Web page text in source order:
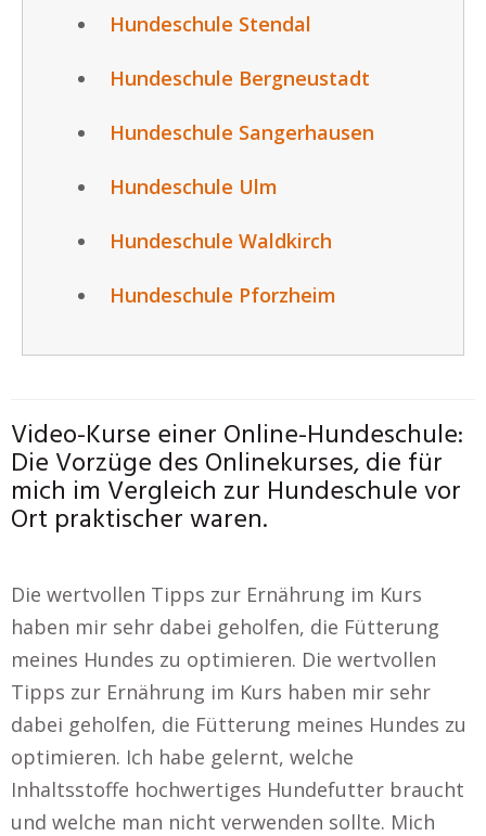
Hundeschule Stendal
Hundeschule Bergneustadt
Hundeschule Sangerhausen
Hundeschule Ulm
Hundeschule Waldkirch
Hundeschule Pforzheim
Video-Kurse einer Online-Hundeschule:
Die Vorzüge des Onlinekurses, die für
mich im Vergleich zur Hundeschule vor
Ort praktischer waren.
Die wertvollen Tipps zur Ernährung im Kurs
haben mir sehr dabei geholfen, die Fütterung
meines Hundes zu optimieren. Die wertvollen
Tipps zur Ernährung im Kurs haben mir sehr
dabei geholfen, die Fütterung meines Hundes zu
optimieren. Ich habe gelernt, welche
Inhaltsstoffe hochwertiges Hundefutter braucht
und welche man nicht verwenden sollte. Mich